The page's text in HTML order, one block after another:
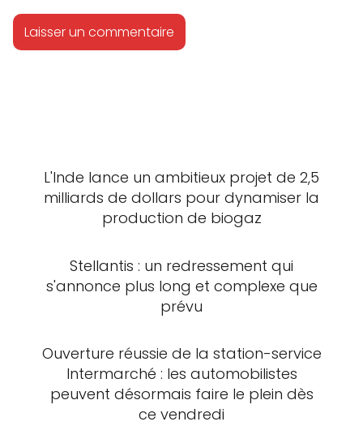
L'Inde lance un ambitieux projet de 2,5
milliards de dollars pour dynamiser la
production de biogaz
Stellantis : un redressement qui
s'annonce plus long et complexe que
prévu
Ouverture réussie de la station-service
Intermarché : les automobilistes
peuvent désormais faire le plein dès
ce vendredi